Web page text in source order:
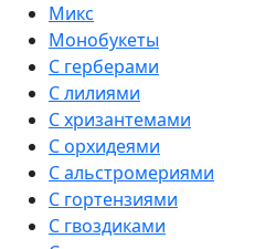
Микс
Монобукеты
С герберами
С лилиями
С хризантемами
С орхидеями
С альстромериями
С гортензиями
С гвоздиками